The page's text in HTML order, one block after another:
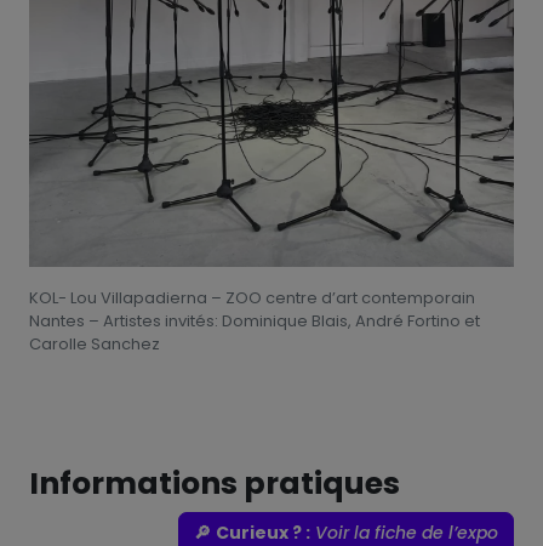
KOL- Lou Villapadierna – ZOO centre d’art contemporain
Nantes – Artistes invités: Dominique Blais, André Fortino et
Carolle Sanchez
Informations pratiques
🔎 Curieux ? : Voir la fiche de l’expo